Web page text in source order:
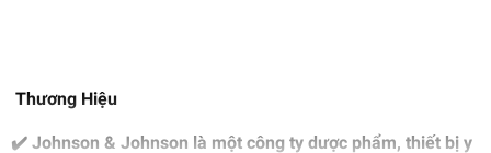
Thương Hiệu
✔️ Johnson & Johnson là một công ty dược phẩm, thiết bị y